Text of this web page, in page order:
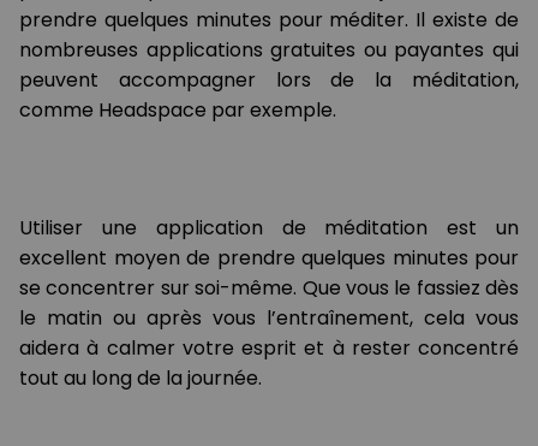
prendre quelques minutes pour méditer. Il existe de
nombreuses applications gratuites ou payantes qui
peuvent accompagner lors de la méditation,
comme Headspace par exemple.
Utiliser une application de méditation est un
excellent moyen de prendre quelques minutes pour
se concentrer sur soi-même. Que vous le fassiez dès
le matin ou après vous l’entraînement, cela vous
aidera à calmer votre esprit et à rester concentré
tout au long de la journée.